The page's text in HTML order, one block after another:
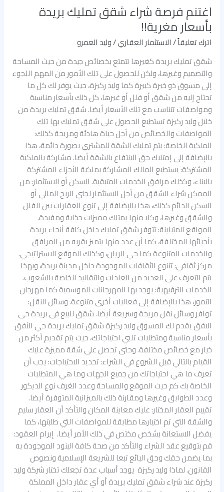
اغتنم فرصة شراء شقق تمليك بريدة
بأسعار مغرية!!
اترك تعليقاً/الاستثمار العقاري/وليد العمرو
شقق تمليك بريدة كغيرها تتمتع بخصائص جيدة من حيث المساحة
والتصميم وغيرها، ولكن للحصول على تلك الأمور من المهم اللجوء
إلى مسوق ذو خبرة كبيرة كما وليد ركيزة، حيث يوفر لك كل ما
تحتاج إليه من شقق أو فلل أو غيرها، كل ذلك بأسعار مناسبة
ومواصفات تتناسب مع تلك الأسعار أيضا. شقق تمليك بريدة من
خلال وليد ركيزة تستطيع الحصول على شقق تمليك بها تلك
المواصفات والخصائص من أجل حياة هادئة ومريحة كذلك:
الملكية الخاصة: يتم تمليك الشقة للمشتري بصورة دائمة، هذا
بالإضافة إلى إمتلاك حق الانتفاع بالشقة أيضا. مشاركة بالملكية
المشتركة: يستطيع المالك المشاركة بملكية الأجزاء المشتركة
بالبناء، وكذلك مرافق الخدمات المتبقية. السكن أو الاستثمار: من
الممكن شراء الشقق من أجل الاستثمار لجني الربح المالي أو
السكن الدائم كذلك، هذا بالإضافة إلى تنوع العقارات بين الفلل
والشقق وغيرها، وكلا منها يمتلك مميزات جذابة ومفيدة.
المواقع المتباينة: تتوفر شقق تمليك داخل كافة أنحاء بريدة
بأحيائها المختلفة، كما أن عدد منها يتميز بقربه من المرافق
والخدمات المتنوعة كما حي الريان، وكذلك الموقع الاستراتيجي.
مركز ثقافي: تتنوع الثقافات الموجودة داخل مدينة بريدة، وبهذا
يتم التعرف على العديد من العادات والتقاليد الخاصة بالشعوب.
الخدمات الترفيهية: يوجد بها المهرجانات الموسمية كما مهرجان
التمور، هذا بالإضافة إلى فعاليات أخرى متنوعة. وسائل النقل:
توافر وسائل نقل مريحة وسريعة أيضا. شقق للبيع فى بريدة حى
الافق يقدم لك المسوق وليد ركيزة شقق تمليك بريدة حي الأفق
بأسعار مناسبة ومتطلبات تلبي احتياجاتك، حيث يتم تقديم أكثر من
خيار مع خصائص مختلفة. وحتى تحصل على شقة مميزة عليك
القيام بالتالي قبل الشروع في الشراء: تحديد الاحتياجات: يجب أن
تعرف ما هي احتياجاتك من جميع الجهات وما هي المتطلبات
الخاصة بك كم حيث الموقع والمساحة وعدد الغرف نوع الديكور
وعدد الطوابق وغيرها ومقارنة ذلك بالميزانية المتوفرة أيضا.
تقييم العقار المختار: عليك معاينة المكان والتأكد أن العقار سليم
والشقة التي تم اختيارها مطابقة للمواصفات التي طلبتها، كما
يفضل الاستعانة بشخص مختص في ذلك الأمر أيضا. إبرام العقود:
قم بتوقيع عقد الشراء والتأكد من صحة كافة البنود الموجودة به
بما يضمن حقك وحق البائع تبعا للشريعة الإسلامية ونصوص
القانون. لماذا وليد ركيزة يوجد أسباب عدة تجعلك تختار شركة وليد
ركيزة عند شراء شقق تمليك بريدة أو أي عقار داخل المملكة